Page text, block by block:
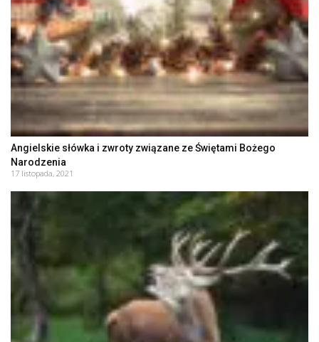
Angielskie słówka i zwroty związane ze Świętami Bożego
Narodzenia
17 listopada, 2021